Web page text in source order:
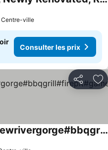
Centre-ville
Consulter les prix
Partager
Oakhillhouse#hottub#newrivergorge#bbqgrill#firepit#games#petfriendly